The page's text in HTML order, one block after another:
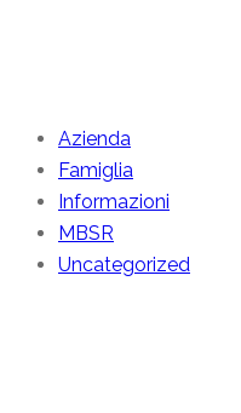
Azienda
Famiglia
Informazioni
MBSR
Uncategorized